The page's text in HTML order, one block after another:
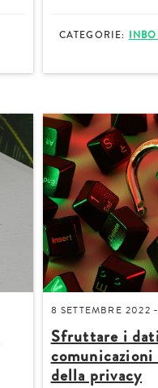
CATEGORIE:
8 SETTEMBRE 2022 -
Sfruttare i
della privacy